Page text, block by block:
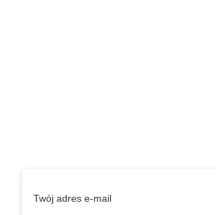
Twój adres e-mail